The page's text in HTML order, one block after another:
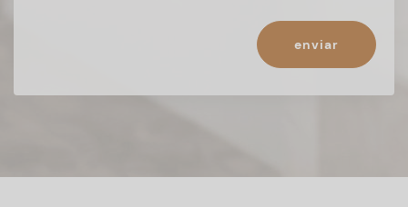
enviar